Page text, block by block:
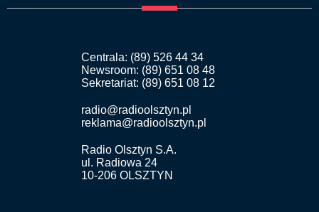
Centrala: (89) 526 44 34
Newsroom: (89) 651 08 48
Sekretariat: (89) 651 08 12
radio@radioolsztyn.pl
reklama@radioolsztyn.pl
Radio Olsztyn S.A.
ul. Radiowa 24
10-206 OLSZTYN